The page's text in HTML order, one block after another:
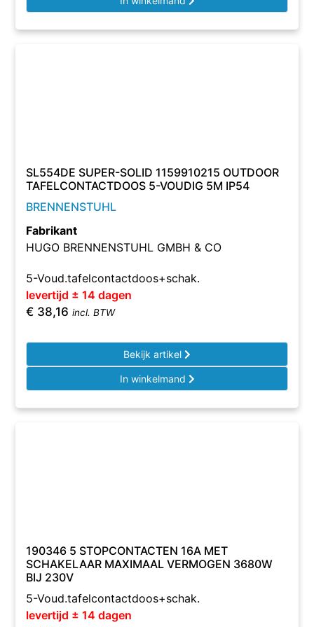
SL554DE SUPER-SOLID 1159910215 OUTDOOR
TAFELCONTACTDOOS 5-VOUDIG 5M IP54
BRENNENSTUHL
Fabrikant
HUGO BRENNENSTUHL GMBH & CO
5-Voud.tafelcontactdoos+schak.
levertijd ± 14 dagen
€ 38,16 incl. BTW
Bekijk artikel
In winkelmand
190346 5 STOPCONTACTEN 16A MET
SCHAKELAAR MAXIMAAL VERMOGEN 3680W
BIJ 230V
5-Voud.tafelcontactdoos+schak.
levertijd ± 14 dagen